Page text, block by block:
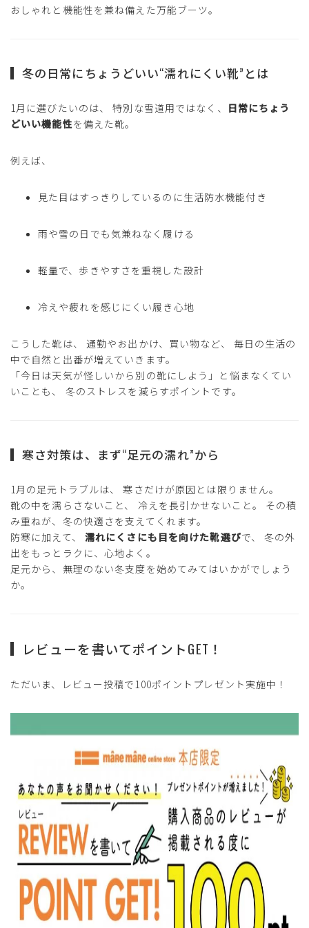
おしゃれと機能性を兼ね備えた万能ブーツ。
冬の日常にちょうどいい“濡れにくい靴”とは
1月に選びたいのは、 特別な雪道用ではなく、 日常にちょう
どいい機能性を備えた靴。
例えば、
見た目はすっきりしているのに生活防水機能付き
雨や雪の日でも気兼ねなく履ける
軽量で、歩きやすさを重視した設計
冷えや疲れを感じにくい履き心地
こうした靴は、 通勤やお出かけ、買い物など、 毎日の生活の
中で自然と出番が増えていきます。
「今日は天気が怪しいから別の靴にしよう」と悩まなくてい
いことも、 冬のストレスを減らすポイントです。
寒さ対策は、まず“足元の濡れ”から
1月の足元トラブルは、 寒さだけが原因とは限りません。
靴の中を濡らさないこと、 冷えを長引かせないこと。 その積
み重ねが、冬の快適さを支えてくれます。
防寒に加えて、 濡れにくさにも目を向けた靴選びで、 冬の外
出をもっとラクに、心地よく。
足元から、無理のない冬支度を始めてみてはいかがでしょう
か。
レビューを書いてポイントGET！
ただいま、レビュー投稿で100ポイントプレゼント実施中！